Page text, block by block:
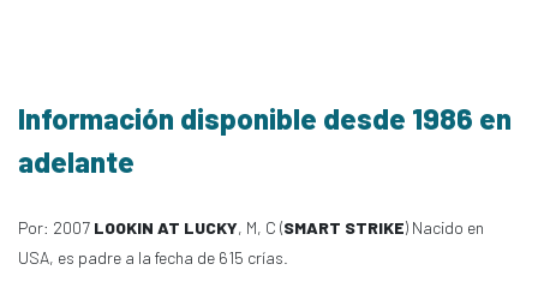
Información disponible desde 1986 en
adelante
Por: 2007 LOOKIN AT LUCKY, M, C (SMART STRIKE) Nacido en
USA, es padre a la fecha de 615 crías.